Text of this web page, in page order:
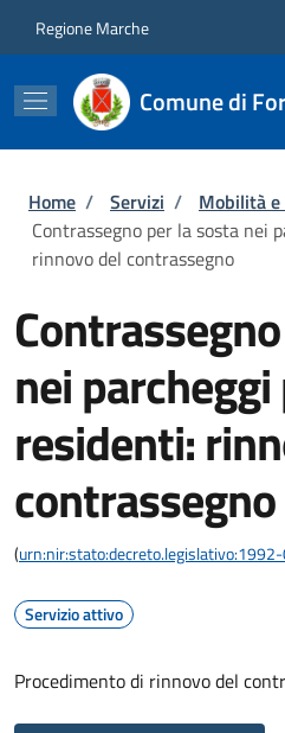
Regione Marche
Comune di
Briciole di pane
Home / Servizi / Mobilità
Contrassegno per la sosta nei
rinnovo del contrassegno
nei
residenti:
contrassegno
(
Servizio attivo
Procedimento di rinnovo del